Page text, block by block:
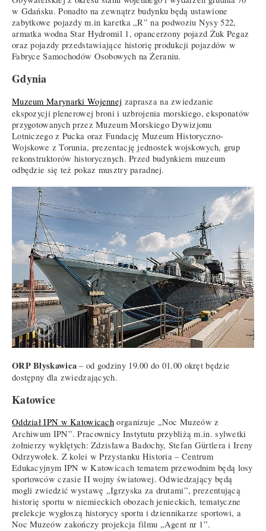
w Gdańsku. Ponadto na zewnątrz budynku będą ustawione
zabytkowe pojazdy m.in karetka „R” na podwoziu Nysy 522,
armatka wodna Star Hydromil 1, opancerzony pojazd Żuk Pegaz
oraz pojazdy przedstawiające historię produkcji pojazdów w
Fabryce Samochodów Osobowych na Żeraniu.
Gdynia
Muzeum Marynarki Wojennej zaprasza na zwiedzanie
ekspozycji plenerowej broni i uzbrojenia morskiego, eksponatów
przygotowanych przez Muzeum Morskiego Dywizjonu
Lotniczego z Pucka oraz Fundację Muzeum Historyczno-
Wojskowe z Torunia, prezentację jednostek wojskowych, grup
rekonstruktorów historycznych. Przed budynkiem muzeum
odbędzie się też pokaz musztry paradnej.
ORP Błyskawica – od godziny 19.00 do 01.00 okręt będzie
dostępny dla zwiedzających.
Katowice
Oddział IPN w Katowicach organizuje „Noc Muzeów z
Archiwum IPN”. Pracownicy Instytutu przybliżą m.in. sylwetki
żołnierzy wyklętych: Zdzisława Badochy, Stefan Gürtlera i Ireny
Odrzywołek. Z kolei w Przystanku Historia – Centrum
Edukacyjnym IPN w Katowicach tematem przewodnim będą losy
sportowców czasie II wojny światowej. Odwiedzający będą
mogli zwiedzić wystawę „Igrzyska za drutami”, prezentującą
historię sportu w niemieckich obozach jenieckich, tematyczne
prelekcje wygłoszą historycy sportu i dziennikarze sportowi, a
Noc Muzeów zakończy projekcja filmu „Agent nr 1”.